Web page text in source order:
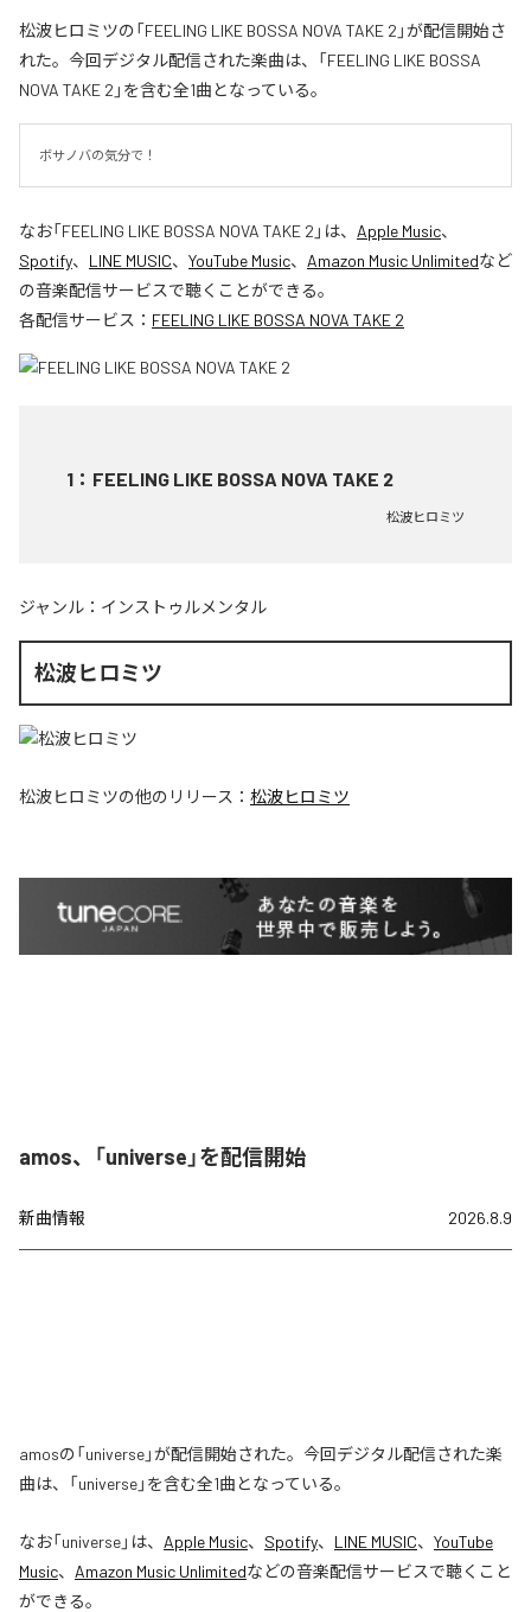
松波ヒロミツの「FEELING LIKE BOSSA NOVA TAKE 2」が配信開始さ
れた。今回デジタル配信された楽曲は、「FEELING LIKE BOSSA
NOVA TAKE 2」を含む全1曲となっている。
ボサノバの気分で！
なお「FEELING LIKE BOSSA NOVA TAKE 2 」は、 Apple Music、
Spotify、 LINE MUSIC、 YouTube Music、 Amazon Music Unlimitedなど
の音楽配信サービスで聴くことができる。
各配信サービス： FEELING LIKE BOSSA NOVA TAKE 2
1 ： FEELING LIKE BOSSA NOVA TAKE 2
松波ヒロミツ
ジャンル： インストゥルメンタル
松波ヒロミツ
松波ヒロミツの他のリリース： 松波ヒロミツ
amos、「universe」を配信開始
新曲情報 2026.8.9
amosの「universe」が配信開始された。今回デジタル配信された楽
曲は、「universe」を含む全1曲となっている。
なお「universe」は、 Apple Music、 Spotify、 LINE MUSIC、 YouTube
Music、 Amazon Music Unlimitedなどの音楽配信サービスで聴くこと
ができる。